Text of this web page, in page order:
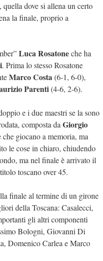
dove si allena un certo
la finale, proprio a
Luca Rosatoneche ha
. Prima lo stesso Rosatone
Marco Costa(6-1, 6-0),
Parenti(4-6, 2-6).
e i due maestri se la sono
composta daGiorgio
che giocano a memoria, ma
le cose in chiaro, chiudendo
ma nel finale è arrivato il
toscano over 45.
finale al termine di un girone
della Toscana: Casalecci,
gli altri componenti
Bologni, Giovanni Di
Domenico Carlea e Marco